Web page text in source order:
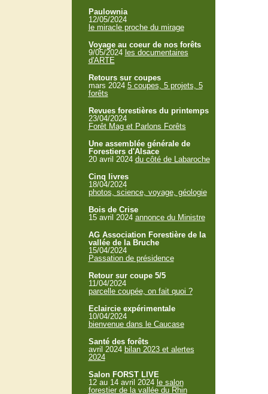
Paulownia
12/05/2024
le miracle proche du mirage
Voyage au coeur de nos forêts
9/05/2024 les documentaires
d'ARTE
Retours sur coupes
mars 2024 5 coupes, 5 projets, 5
forêts
Revues forestières du printemps
23/04/2024
Forêt Mag et Parlons Forêts
Une assemblée générale de
Forestiers d'Alsace
20 avril 2024 du côté de Labaroche
Cinq livres
18/04/2024
photos, science, voyage, géologie
Bois de Crise
15 avril 2024 annonce du Ministre
AG Association Forestière de la
vallée de la Bruche
15/04/2024
Passation de présidence
Retour sur coupe 5/5
11/04/2024
parcelle coupée, on fait quoi ?
Eclaircie expérimentale
10/04/2024
bienvenue dans le Caucase
Santé des forêts
avril 2024 bilan 2023 et alertes
2024
Salon FORST LIVE
12 au 14 avril 2024 le salon
forestier de la vallée du Rhin